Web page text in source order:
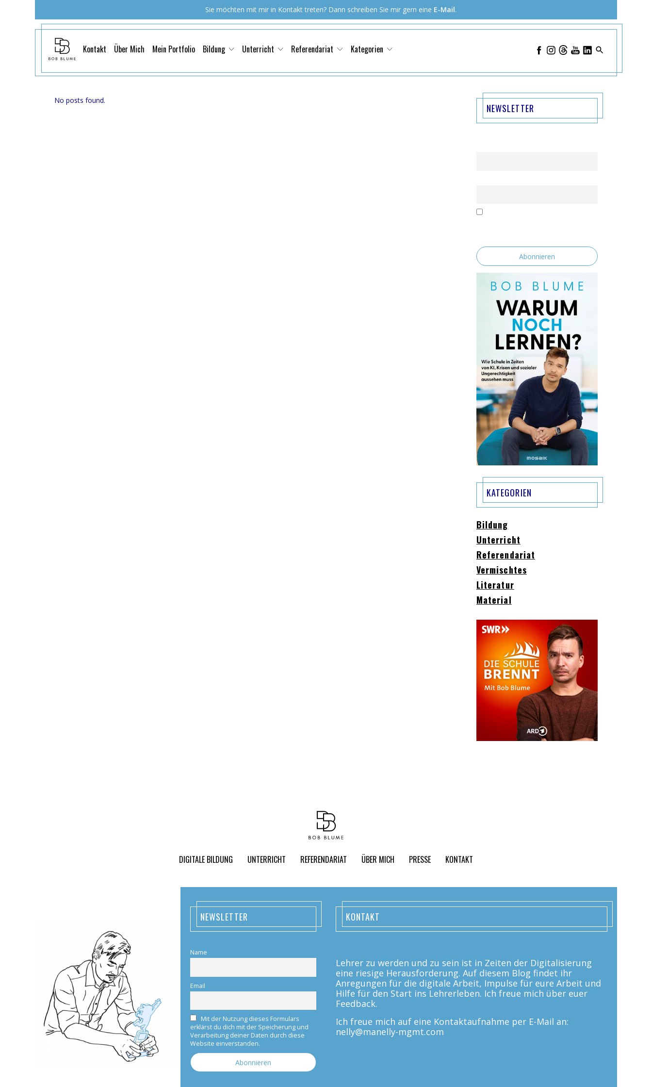
Sie möchten mit mir in Kontakt treten? Dann schreiben Sie mir gern eine E-Mail.
Kontakt Über Mich Mein Portfolio Bildung Unterricht Referendariat Kategorien
No posts found.
NEWSLETTER
KATEGORIEN
Bildung
Unterricht
Referendariat
Vermischtes
Literatur
Material
DIGITALE BILDUNG UNTERRICHT REFERENDARIAT ÜBER MICH PRESSE KONTAKT
NEWSLETTER
Name
Email
Mit der Nutzung dieses Formulars
erklärst du dich mit der Speicherung und
Verarbeitung deiner Daten durch diese
Website einverstanden.
KONTAKT
Lehrer zu werden und zu sein ist in Zeiten der Digitalisierung
eine riesige Herausforderung. Auf diesem Blog findet ihr
Anregungen für die digitale Arbeit, Impulse für eure Arbeit und
Hilfe für den Start ins Lehrerleben. Ich freue mich über euer
Feedback.
Ich freue mich auf eine Kontaktaufnahme per E-Mail an:
nelly@manelly-mgmt.com